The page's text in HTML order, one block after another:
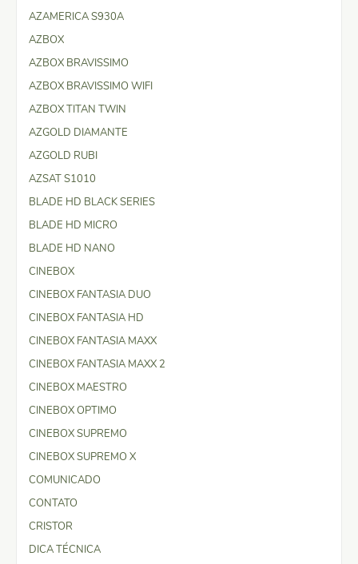
AZAMERICA S930A
AZBOX
AZBOX BRAVISSIMO
AZBOX BRAVISSIMO WIFI
AZBOX TITAN TWIN
AZGOLD DIAMANTE
AZGOLD RUBI
AZSAT S1010
BLADE HD BLACK SERIES
BLADE HD MICRO
BLADE HD NANO
CINEBOX
CINEBOX FANTASIA DUO
CINEBOX FANTASIA HD
CINEBOX FANTASIA MAXX
CINEBOX FANTASIA MAXX 2
CINEBOX MAESTRO
CINEBOX OPTIMO
CINEBOX SUPREMO
CINEBOX SUPREMO X
COMUNICADO
CONTATO
CRISTOR
DICA TÉCNICA